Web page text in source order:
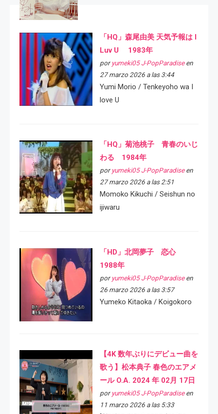
「HQ」森尾由美 天気予報は I
Luv U 1983年
por yumeki05 J-PopParadiseen
27 marzo 2026 a las 3:44
Yumi Morio / Tenkeyoho wa I
love U
「HQ」菊池桃子 青春のいじ
わる 1984年
por yumeki05 J-PopParadiseen
27 marzo 2026 a las 2:51
Momoko Kikuchi / Seishun no
ijiwaru
「HD」北岡夢子 恋心
1988年
por yumeki05 J-PopParadiseen
26 marzo 2026 a las 3:57
Yumeko Kitaoka / Koigokoro
【4K 数年ぶりにデビュー曲を
歌う】松本典子 春色のエアメ
ール O.A. 2024 年 02月 17日
por yumeki05 J-PopParadiseen
11 marzo 2026 a las 5:33